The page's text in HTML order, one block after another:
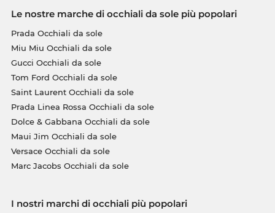
Le nostre marche di occhiali da sole più popolari
Prada Occhiali da sole
Miu Miu Occhiali da sole
Gucci Occhiali da sole
Tom Ford Occhiali da sole
Saint Laurent Occhiali da sole
Prada Linea Rossa Occhiali da sole
Dolce & Gabbana Occhiali da sole
Maui Jim Occhiali da sole
Versace Occhiali da sole
Marc Jacobs Occhiali da sole
I nostri marchi di occhiali più popolari